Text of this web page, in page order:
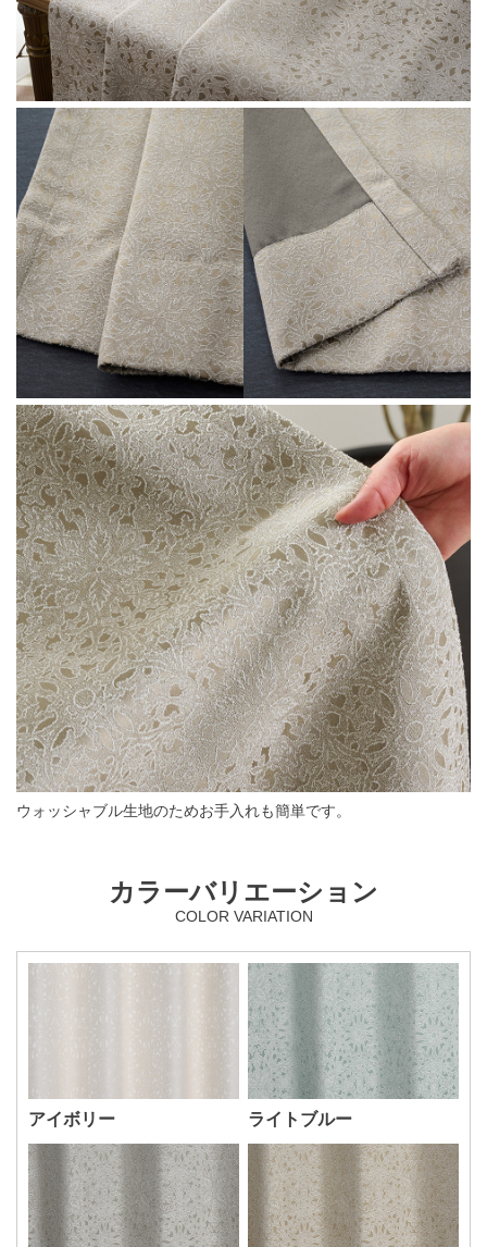
ウォッシャブル生地のためお手入れも簡単です。
カラーバリエーション
COLOR VARIATION
アイボリー ライトブルー